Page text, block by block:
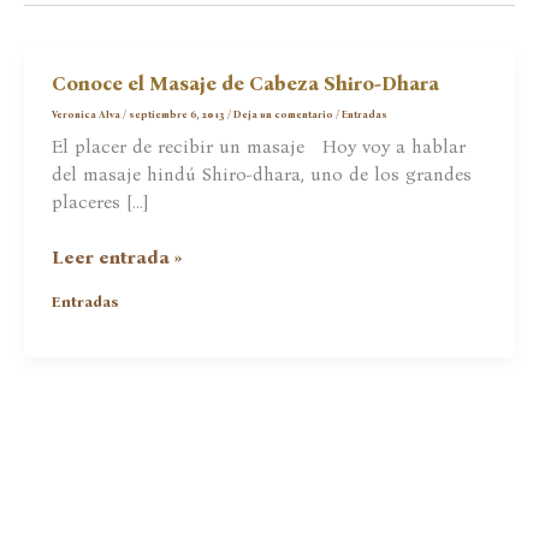
Conoce el Masaje de Cabeza Shiro-Dhara
Veronica Alva/ septiembre 6, 2013/Deja un comentario /Entradas
El placer de recibir un masaje Hoy voy a hablar
del masaje hindú Shiro-dhara, uno de los grandes
placeres […]
Conoce
Masaje
Leer entrada »
Entradas